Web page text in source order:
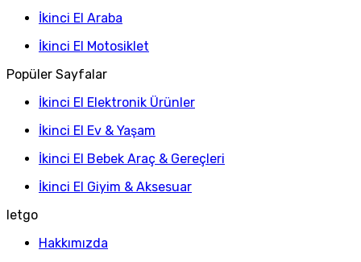
İkinci El Araba
İkinci El Motosiklet
Popüler Sayfalar
İkinci El Elektronik Ürünler
İkinci El Ev & Yaşam
İkinci El Bebek Araç & Gereçleri
İkinci El Giyim & Aksesuar
letgo
Hakkımızda